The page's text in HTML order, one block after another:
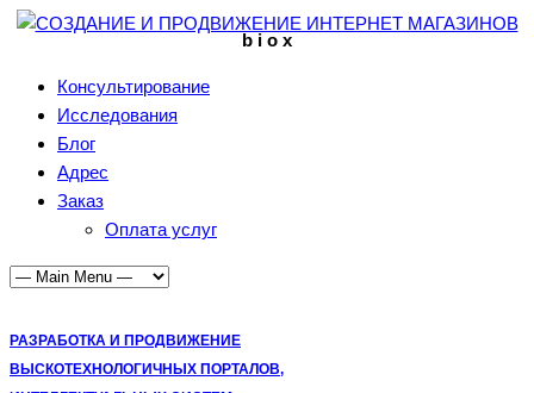
b i o x
Консультирование
Исследования
Блог
Адрес
Заказ
Оплата услуг
РАЗРАБОТКА И ПРОДВИЖЕНИЕ
ВЫСКОТЕХНОЛОГИЧНЫХ ПОРТАЛОВ,